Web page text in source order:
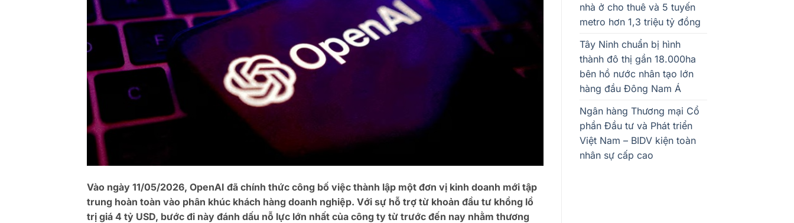
Vào ngày 11/05/2026, OpenAI đã chính thức công bố việc thành lập một đơn vị kinh doanh mới tập
trung hoàn toàn vào phân khúc khách hàng doanh nghiệp. Với sự hỗ trợ từ khoản đầu tư khổng lồ
trị giá 4 tỷ USD, bước đi này đánh dấu nỗ lực lớn nhất của công ty từ trước đến nay nhằm thương
nhà ở cho thuê và 5 tuyến
metro hơn 1,3 triệu tỷ đồng
Tây Ninh chuẩn bị hình
thành đô thị gần 18.000ha
bên hồ nước nhân tạo lớn
hàng đầu Đông Nam Á
Ngân hàng Thương mại Cổ
phần Đầu tư và Phát triển
Việt Nam – BIDV kiện toàn
nhân sự cấp cao